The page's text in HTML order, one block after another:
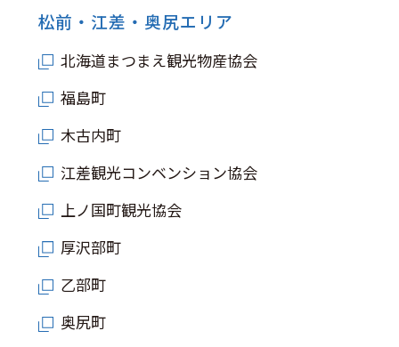
松前・江差・奥尻エリア
北海道まつまえ観光物産協会
福島町
木古内町
江差観光コンベンション協会
上ノ国町観光協会
厚沢部町
乙部町
奥尻町